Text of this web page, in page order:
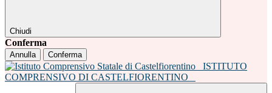
Chiudi
Conferma
Annulla Conferma
ISTITUTO
COMPRENSIVO DI CASTELFIORENTINO